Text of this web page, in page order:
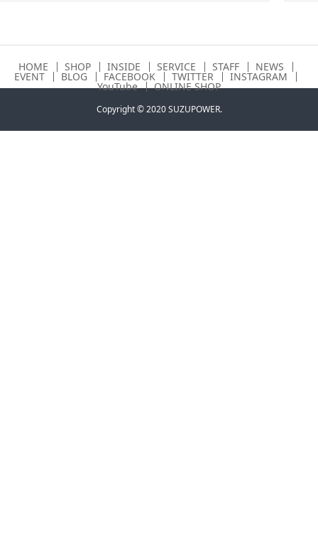
HOME SHOP INSIDE SERVICE STAFF NEWS
EVENT BLOG FACEBOOK TWITTER INSTAGRAM
YouTube ONLINE SHOP
Copyright © 2020 SUZUPOWER.